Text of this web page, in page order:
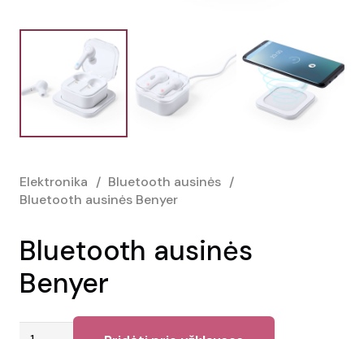
Elektronika / Bluetooth ausinės /
Bluetooth ausinės Benyer
Bluetooth ausinės
Benyer
produkto